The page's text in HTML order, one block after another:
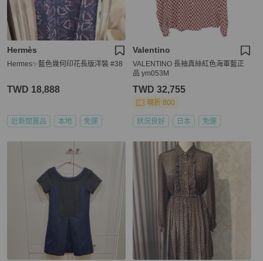
Hermès
Hermes✨藍色幾何印花長版洋裝 #38
TWD 18,888
近新閒置品 本地 免運
Valentino
VALENTINO 長袖真絲紅色海軍藍正
品 ym053M
TWD 32,755
現折 800
狀況良好 日本 免運